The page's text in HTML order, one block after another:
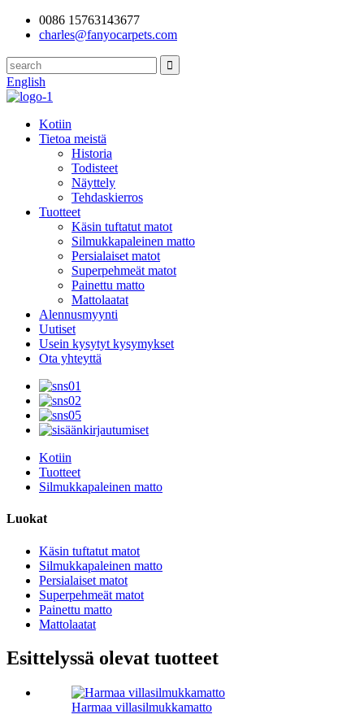
0086 15763143677
charles@fanyocarpets.com
English
Kotiin
Tietoa meistä
Historia
Todisteet
Näyttely
Tehdaskierros
Tuotteet
Käsin tuftatut matot
Silmukkapaleinen matto
Persialaiset matot
Superpehmeät matot
Painettu matto
Mattolaatat
Alennusmyynti
Uutiset
Usein kysytyt kysymykset
Ota yhteyttä
Kotiin
Tuotteet
Silmukkapaleinen matto
Luokat
Käsin tuftatut matot
Silmukkapaleinen matto
Persialaiset matot
Superpehmeät matot
Painettu matto
Mattolaatat
Esittelyssä olevat tuotteet
Harmaa villasilmukkamatto